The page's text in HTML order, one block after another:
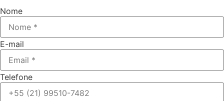
Nome
E-mail
Telefone